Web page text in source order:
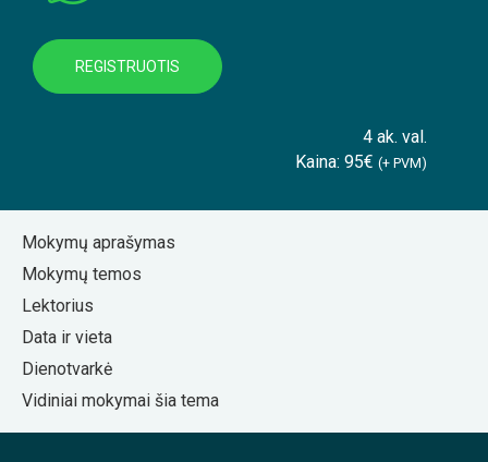
REGISTRUOTIS
4 ak. val.
Kaina: 95€ (+ PVM)
Mokymų aprašymas
Mokymų temos
Lektorius
Data ir vieta
Dienotvarkė
Vidiniai mokymai šia tema